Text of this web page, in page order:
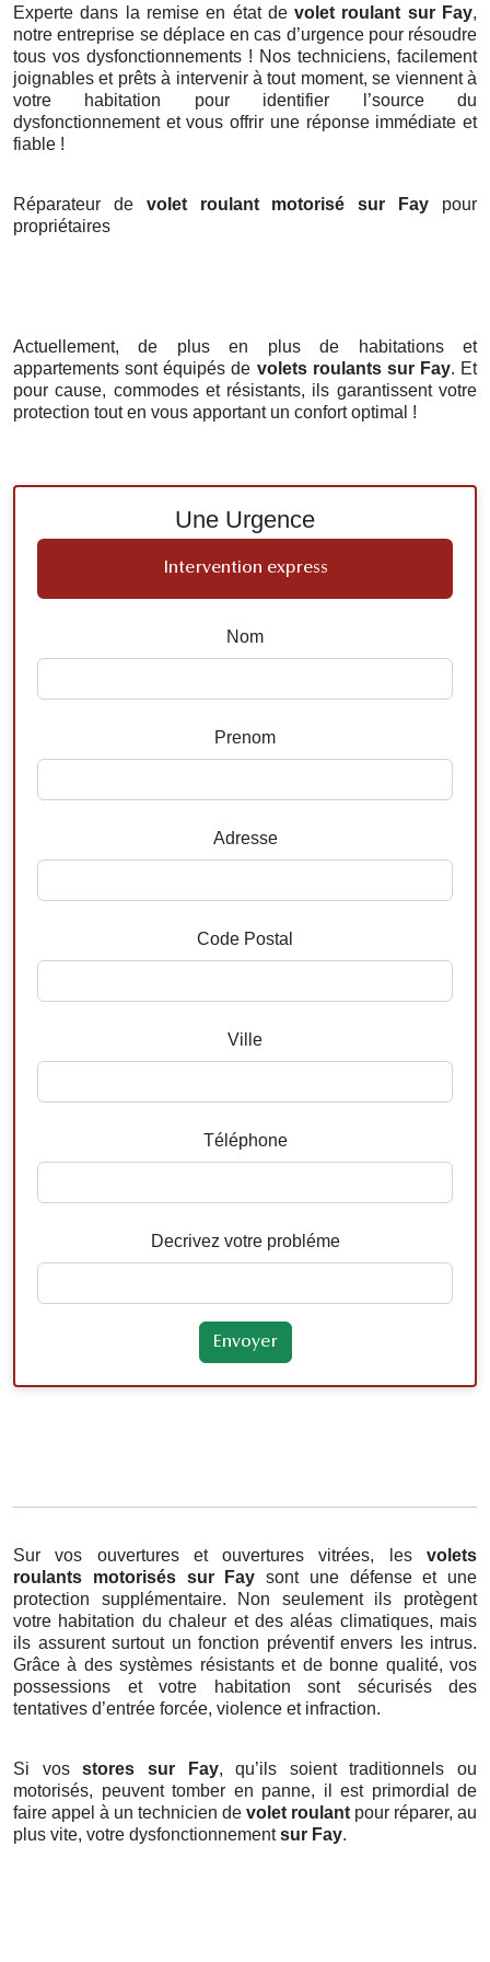
Experte dans la remise en état devolet roulant sur Fay,
notre entreprise se déplace en cas d’urgence pour résoudre
tous vos dysfonctionnements ! Nos techniciens, facilement
joignables et prêts à intervenir à tout moment, se viennent à
votre habitation pour identifier l’source du
dysfonctionnement et vous offrir une réponse immédiate et
fiable !
Réparateur de volet roulant motorisé sur Fay pour
propriétaires
Actuellement, de plus en plus de habitations et
appartements sont équipés de volets roulants sur Fay. Et
pour cause, commodes et résistants, ils garantissent votre
protection tout en vous apportant un confort optimal !
Une Urgence
Intervention express
Nom
Prenom
Adresse
Code Postal
Ville
Téléphone
Decrivez votre probléme
Sur vos ouvertures et ouvertures vitrées, les volets
roulants motorisés
sur Fay sont une défense et une
protection supplémentaire. Non seulement ils protègent
votre habitation du chaleur et des aléas climatiques, mais
ils assurent surtout un fonction préventif envers les intrus.
Grâce à des systèmes résistants et de bonne qualité, vos
possessions et votre habitation sont sécurisés des
tentatives d’entrée forcée, violence et infraction.
Si vosstores sur Fay, qu’ils soient traditionnels ou
motorisés, peuvent tomber en panne, il est primordial de
faire appel à un technicien de volet roulantpour réparer, au
plus vite, votre dysfonctionnementsur Fay.